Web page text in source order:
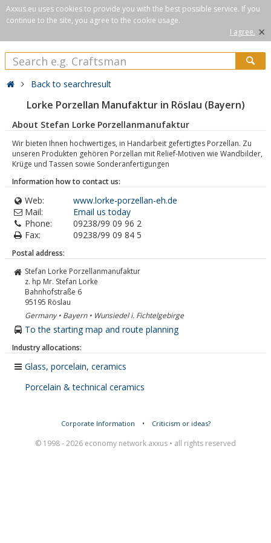
Axxus.eu uses cookies to provide you with the best possible service. If you
continue to the site, you agree to the cookie usage.
I agree. ×
Back to searchresult
Lorke Porzellan Manufaktur in Röslau (Bayern)
About Stefan Lorke Porzellanmanufaktur
Wir bieten Ihnen hochwertiges, in Handarbeit gefertigtes Porzellan. Zu
unseren Produkten gehören Porzellan mit Relief-Motiven wie Wandbilder,
Krüge und Tassen sowie Sonderanfertigungen
Information how to contact us:
Web:
www.lorke-porzellan-eh.de
Mail:
Email us today
Phone:
09238/99 09 96 2
Fax:
09238/99 09 84 5
Postal address:
Stefan Lorke Porzellanmanufaktur
z. hp Mr. Stefan Lorke
Bahnhofstraße 6
95195 Röslau
Germany • Bayern • Wunsiedel i. Fichtelgebirge
To the starting map and route planning
Industry allocations:
Glass, porcelain, ceramics
Porcelain & technical ceramics
Corporate Information • Criticism or ideas?
© 1998 - 2026 economy network axxus • all rights reserved